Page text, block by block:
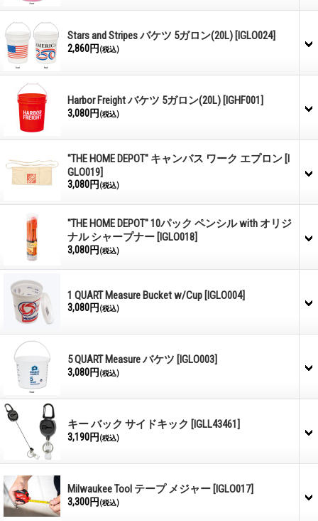
Stars and Stripes バケツ 5ガロン(20L) [IGLO024]
2,860円 (税込)
Harbor Freight バケツ 5ガロン(20L) [IGHF001]
3,080円 (税込)
"THE HOME DEPOT" キャンバス ワーク エプロン [I
GLO019]
3,080円 (税込)
"THE HOME DEPOT" 10パック ペンシル with オリジ
ナル シャープナー [IGLO018]
3,080円 (税込)
1 QUART Measure Bucket w/Cup [IGLO004]
3,080円 (税込)
5 QUART Measure バケツ [IGLO003]
3,080円 (税込)
キー バック サイドキック [IGLL43461]
3,190円 (税込)
Milwaukee Tool テープ メジャー [IGLO017]
3,300円 (税込)